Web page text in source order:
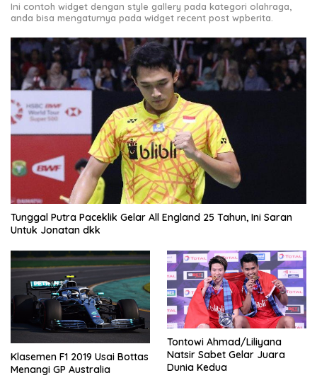
Ini contoh widget dengan style gallery pada kategori olahraga,
anda bisa mengaturnya pada widget recent post wpberita.
Tunggal Putra Paceklik Gelar All England 25 Tahun, Ini Saran
Untuk Jonatan dkk
Klasemen F1 2019 Usai Bottas
Menangi GP Australia
Tontowi Ahmad/Liliyana
Natsir Sabet Gelar Juara
Dunia Kedua